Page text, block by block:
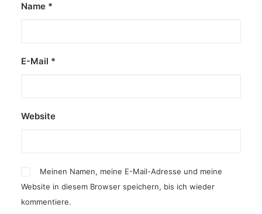
Name *
E-Mail *
Website
Meinen Namen, meine E-Mail-Adresse und meine
Website in diesem Browser speichern, bis ich wieder
kommentiere.